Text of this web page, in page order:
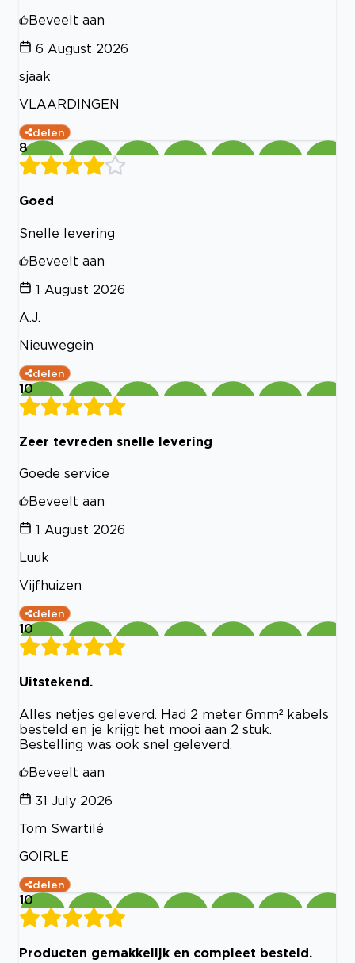
Beveelt aan
6 August 2026
sjaak
VLAARDINGEN
delen
8
Goed
Snelle levering
Beveelt aan
1 August 2026
A.J.
Nieuwegein
delen
10
Zeer tevreden snelle levering
Goede service
Beveelt aan
1 August 2026
Luuk
Vijfhuizen
delen
10
Uitstekend.
Alles netjes geleverd. Had 2 meter 6mm² kabels
besteld en je krijgt het mooi aan 2 stuk.
Bestelling was ook snel geleverd.
Beveelt aan
31 July 2026
Tom Swartilé
GOIRLE
delen
10
Producten gemakkelijk en compleet besteld.